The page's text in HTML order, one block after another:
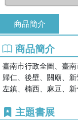
商品簡介
商品簡介
臺南市行政全圖、臺
歸仁、後壁、關廟、
左鎮、楠西、麻豆、
主題書展